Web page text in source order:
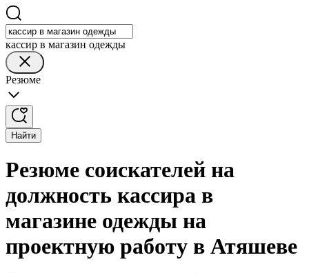
кассир в магазин одежды
Резюме
Найти
Резюме соискателей на
должность кассира в
магазине одежды на
проектную работу в Атяшеве